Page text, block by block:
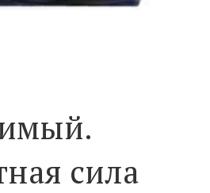
сила